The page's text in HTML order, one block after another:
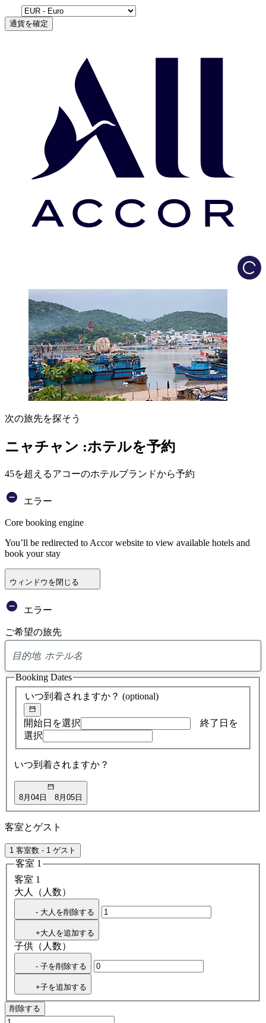
通貨を確定
次の旅先を探そう
ニャチャン :ホテルを予約
45を超えるアコーのホテルブランドから予約
エラー
Core booking engine
You’ll be redirected to Accor website to view available hotels and
book your stay
ウィンドウを閉じる
エラー
ご希望の旅先
ア
ド
バ
イ
検
索
いつ到着されますか？ (optional)
開始日を選択
終了日を
選択
いつ到着されますか？
8月04日 8月05日
Booking Dates
客室とゲスト
1 客室数 - 1 ゲスト
客室 1
客室 1
大人（人数）
- 大人を削除する
+大人を追加する
子供（人数）
- 子を削除する
+子を追加する
削除する